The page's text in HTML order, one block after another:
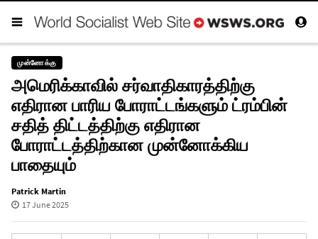
முன்னோக்கு
அமெரிக்காவில் சர்வாதிகாரத்திற்கு
எதிரான பாரிய போராட்டங்களும் ட்ரம்பின்
சதித் திட்டத்திற்கு எதிரான
போராட்டத்திற்கான முன்னோக்கிய
பாதையும்
Patrick Martin
17 June 2025